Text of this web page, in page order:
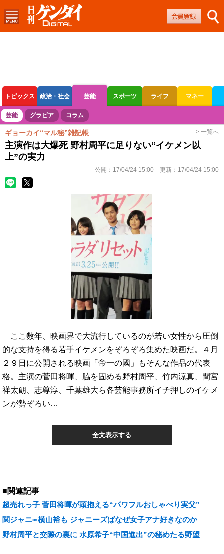
トピックス 政治・社会 芸能 スポーツ ライフ マネー
ボートレース 競輪 オートレース
芸能 グラビア コラム
ギョーカイ“マル秘”雑記帳 > 一覧へ
主演作は大爆死 野村周平に足りない“イケメン以
上”の実力
公開： 17/04/24 15:00 更新： 17/04/24 15:00
ここ数年、映画界で大流行しているのが若い女性から圧倒
的な支持を得る若手イケメンをぞろぞろ集めた映画だ。４月
２９日に公開される映画「帝一の國」もそんな作品の代表
格。主演の菅田将暉、脇を固める野村周平、竹内涼真、間宮
祥太朗、志尊淳、千葉雄大ら各芸能事務所イチ押しのイケメ
ンが勢ぞろい…
全文表示する
■関連記事
超売れっ子 菅田将暉が頭抱える“パワフルおしゃべり実父”
関ジャニ∞横山裕も ジャニーズばなぜ女子アナ好きなのか
野村周平と交際の裏に 水原希子“中国進出”の秘めたる野望